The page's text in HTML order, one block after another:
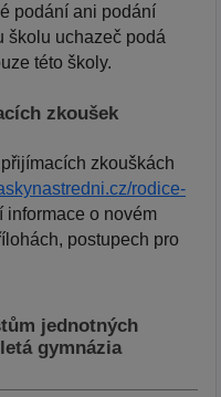
podání ani podání
školu uchazeč podá
této školy.
zkoušek
zkouškách
rodice-
informace o novém
postupech pro
jednotných
gymnázia